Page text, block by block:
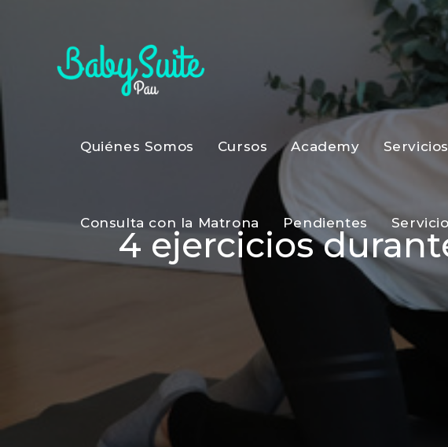
Quiénes Somos Cursos Academy Servicios
Consulta con la Matrona Pendientes
4 ejercicios